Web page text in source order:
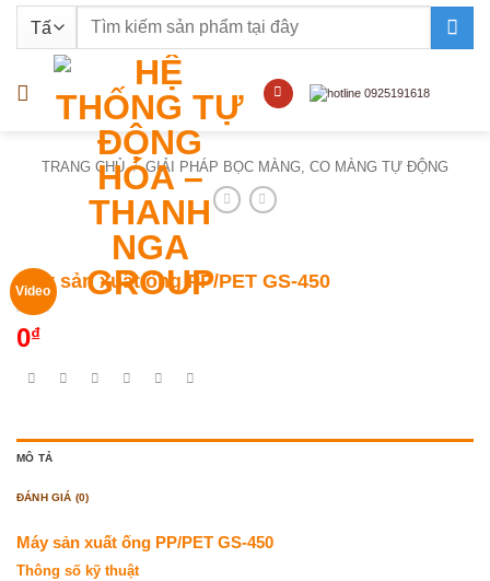
nội
Tìm
TRANG CHỦ / GIẢI PHÁP BỌC MÀNG, CO MÀNG TỰ ĐỘNG
Video
Máy sản xuất ống PP/PET GS-450
0₫
MÔ TẢ
ĐÁNH GIÁ (0)
Máy sản xuất ống PP/PET GS-450
Thông số kỹ thuật